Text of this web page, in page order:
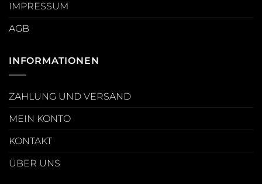
IMPRESSUM
AGB
INFORMATIONEN
ZAHLUNG UND VERSAND
MEIN KONTO
KONTAKT
ÜBER UNS